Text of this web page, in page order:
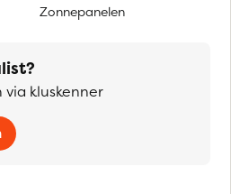
Zonnepanelen
kluskenner